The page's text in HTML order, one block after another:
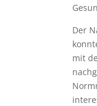
Der
mit